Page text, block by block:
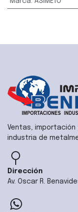
Ventas,
industria de
Dirección
Av. Oscar R.